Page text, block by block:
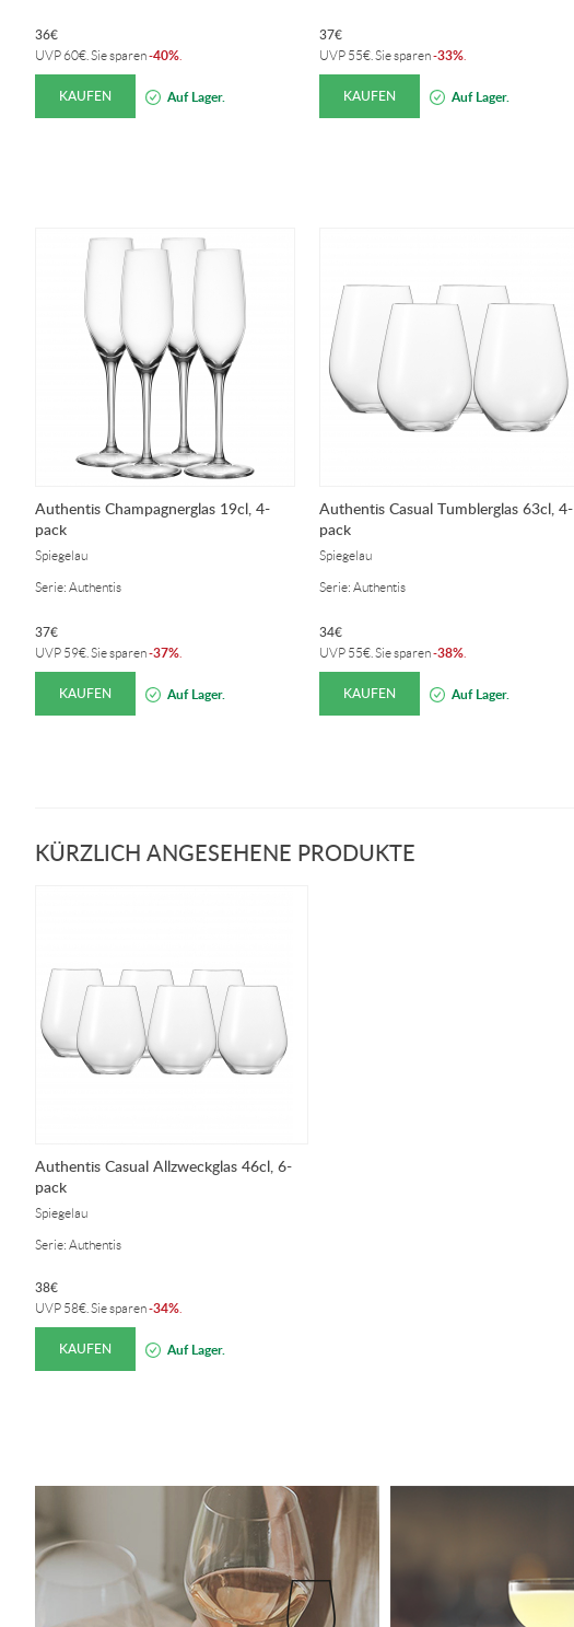
36€
UVP 60€ . Sie sparen-40%
KAUFEN Auf Lager.
37€
UVP 55€ . Sie sparen-33%
KAUFEN Auf Lager.
Authentis Champagnerglas 19cl, 4-
pack
Spiegelau
Serie: Authentis
37€
UVP 59€ . Sie sparen-37%
KAUFEN Auf Lager.
Authentis Casual Tumblerglas 63cl, 4-
pack
Spiegelau
Serie: Authentis
34€
UVP 55€ . Sie sparen-38%
KAUFEN Auf Lager.
KÜRZLICH ANGESEHENE PRODUKTE
Authentis Casual Allzweckglas 46cl, 6-
pack
Spiegelau
Serie: Authentis
38€
UVP 58€ . Sie sparen-34%
KAUFEN Auf Lager.